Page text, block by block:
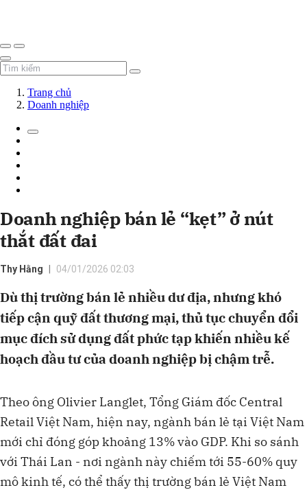
Trang chủ
Doanh nghiệp
Doanh nghiệp bán lẻ “kẹt” ở nút
thắt đất đai
Thy Hằng 04/01/2026 02:03
Dù thị trường bán lẻ nhiều dư địa, nhưng khó
tiếp cận quỹ đất thương mại, thủ tục chuyển đổi
mục đích sử dụng đất phức tạp khiến nhiều kế
hoạch đầu tư của doanh nghiệp bị chậm trễ.
Theo ông Olivier Langlet, Tổng Giám đốc Central
Retail Việt Nam, hiện nay, ngành bán lẻ tại Việt Nam
mới chỉ đóng góp khoảng 13% vào GDP. Khi so sánh
với Thái Lan - nơi ngành này chiếm tới 55-60% quy
mô kinh tế, có thể thấy thị trường bán lẻ Việt Nam